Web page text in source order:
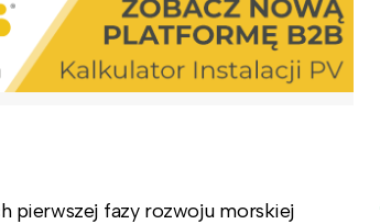
pierwszej fazy rozwoju morskiej